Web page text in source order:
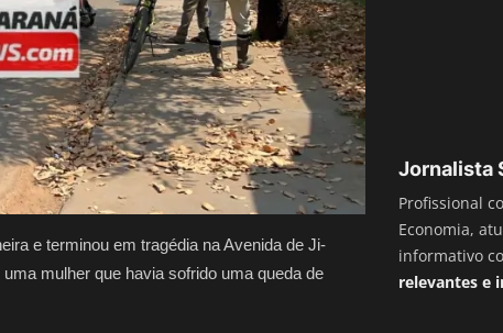
e terminou em tragédia na Avenida de Ji-
mulher que havia sofrido uma queda de
Jornalista
Profissional
Economia,
informativo
relevantes e